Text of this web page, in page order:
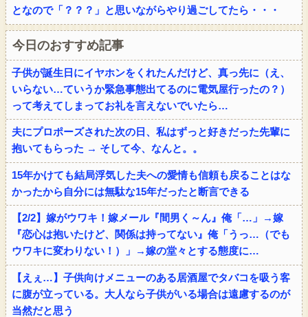
となので「？？？」と思いながらやり過ごしてたら・・・
今日のおすすめ記事
子供が誕生日にイヤホンをくれたんだけど、真っ先に（え、
いらない…ていうか緊急事態出てるのに電気屋行ったの？）
って考えてしまってお礼を言えないでいたら…
夫にプロポーズされた次の日、私はずっと好きだった先輩に
抱いてもらった → そして今、なんと。。
15年かけても結局浮気した夫への愛情も信頼も戻ることはな
かったから自分には無駄な15年だったと断言できる
【2/2】嫁がウワキ！嫁メール『間男く～ん』俺「…」→嫁
『恋心は抱いたけど、関係は持ってない』俺「うっ…（でも
ウワキに変わりない！）」→嫁の堂々とする態度に…
【えぇ…】子供向けメニューのある居酒屋でタバコを吸う客
に腹が立っている。大人なら子供がいる場合は遠慮するのが
当然だと思う